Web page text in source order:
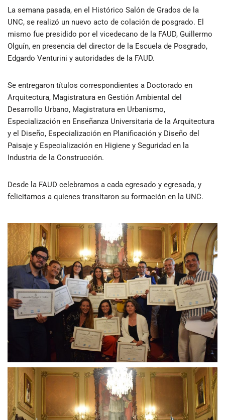
La semana pasada, en el Histórico Salón de Grados de la
UNC, se realizó un nuevo acto de colación de posgrado. El
mismo fue presidido por el vicedecano de la FAUD, Guillermo
Olguín, en presencia del director de la Escuela de Posgrado,
Edgardo Venturini y autoridades de la FAUD.
Se entregaron títulos correspondientes a Doctorado en
Arquitectura, Magistratura en Gestión Ambiental del
Desarrollo Urbano, Magistratura en Urbanismo,
Especialización en Enseñanza Universitaria de la Arquitectura
y el Diseño, Especialización en Planificación y Diseño del
Paisaje y Especialización en Higiene y Seguridad en la
Industria de la Construcción.
Desde la FAUD celebramos a cada egresado y egresada, y
felicitamos a quienes transitaron su formación en la UNC.